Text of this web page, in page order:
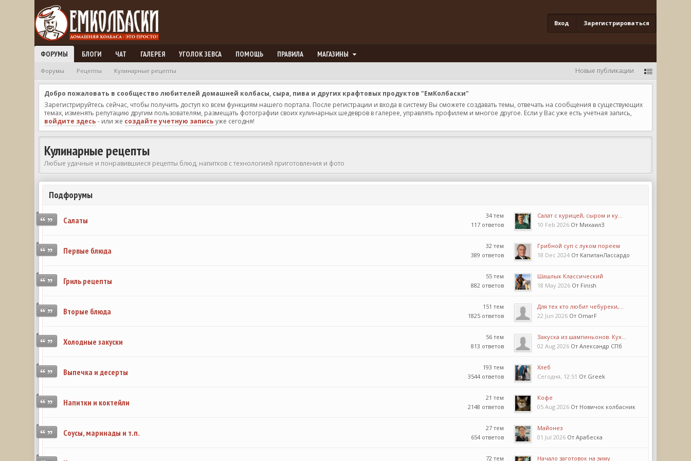
Вход Зарегистрироваться
ФОРУМЫ БЛОГИ ЧАТ ГАЛЕРЕЯ УГОЛОК ЗЕВСА ПОМОЩЬ ПРАВИЛА МАГАЗИНЫ
Форумы Рецепты Кулинарные рецепты Новые публикации
Добро пожаловать в сообщество любителей домашней колбасы, сыра, пива и других крафтовых продуктов "ЕмКолбаски"
Зарегистрируйтесь сейчас, чтобы получить доступ ко всем функциям нашего портала. После регистрации и входа в систему Вы сможете создавать темы, отвечать на сообщения в существующих
темах, изменять репутацию другим пользователям, размещать фотографии своих кулинарных шедевров в галерее, управлять профилем и многое другое. Если у Вас уже есть учетная запись,
войдите здесь - или же создайте учетную запись уже сегодня!
Кулинарные рецепты
Любые удачные и понравившиеся рецепты блюд, напитков с технологией приготовления и фото
Подфорумы
Салаты
34 тем
117 ответов
Салат с курицей, сыром и ку...
10 Feb 2026 От МихаилЗ
Первые блюда
32 тем
389 ответов
Грибной суп с луком пореем
18 Dec 2024 От КапитанЛассардо
Гриль рецепты
55 тем
882 ответов
Шашлык Классический
18 May 2026 От Finish
Вторые блюда
151 тем
1825 ответов
Для тех кто любит чебуреки,...
22 Jun 2026 От OmarF
Холодные закуски
56 тем
813 ответов
Закуска из шампиньонов. Кух...
02 Aug 2026 От Александр СПб
Выпечка и десерты
193 тем
3544 ответов
Хлеб
Сегодня, 12:51 От Greek
Напитки и коктейли
21 тем
2148 ответов
Кофе
05 Aug 2026 От Новичок колбасник
Соусы, маринады и т.п.
27 тем
654 ответов
Майонез
01 Jul 2026 От Арабеска
72 тем Начало заготовок на зиму